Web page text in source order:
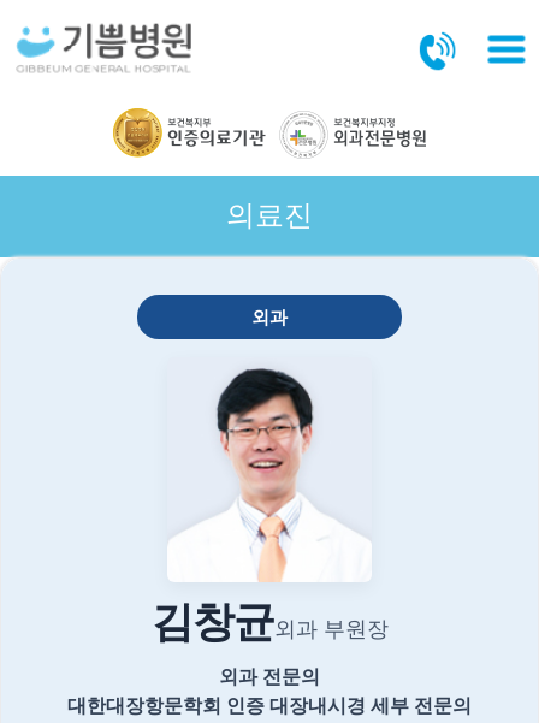
의료진
외과
김창균외과 부원장
외과 전문의
대한대장항문학회 인증 대장내시경 세부 전문의